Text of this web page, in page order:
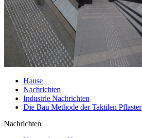
Hause
Nachrichten
Industrie Nachrichten
Die Bau Methode der Taktilen Pflaster
Nachrichten